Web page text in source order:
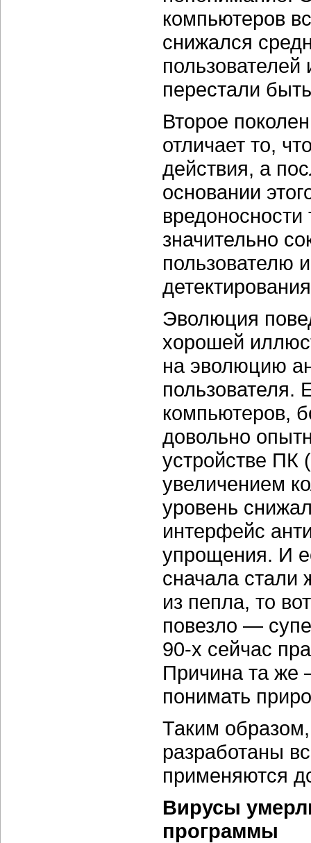
компьютеров
снижался
перестали
Второе
отличает то,
действия, а
основании
значительно
пользователю
Эволюция
хорошей
на эволюцию
пользователя.
компьютеров,
довольно
устройстве ПК
увеличением
уровень
интерфейс
упрощения. И
сначала стали
из пепла, то
повезло —
90-х сейчас
Причина та же
понимать
Таким
разработаны
применяются
Вирусы
программы